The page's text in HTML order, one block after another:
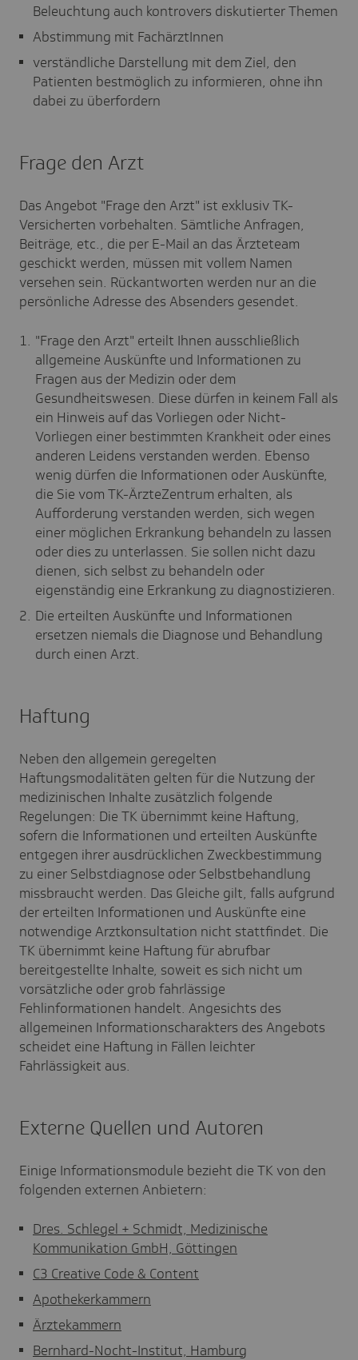
Beleuchtung auch kontrovers diskutierter Themen
Abstimmung mit FachärztInnen
verständliche Darstellung mit dem Ziel, den
Patienten bestmöglich zu informieren, ohne ihn
dabei zu überfordern
Frage den Arzt
Das Angebot "Frage den Arzt" ist exklusiv TK-
Versicherten vorbehalten. Sämtliche Anfragen,
Beiträge, etc., die per E-Mail an das Ärzteteam
geschickt werden, müssen mit vollem Namen
versehen sein. Rückantworten werden nur an die
persönliche Adresse des Absenders gesendet.
"Frage den Arzt" erteilt Ihnen ausschließlich
allgemeine Auskünfte und Informationen zu
Fragen aus der Medizin oder dem
Gesundheitswesen. Diese dürfen in keinem Fall als
ein Hinweis auf das Vorliegen oder Nicht-
Vorliegen einer bestimmten Krankheit oder eines
anderen Leidens verstanden werden. Ebenso
wenig dürfen die Informationen oder Auskünfte,
die Sie vom TK-ÄrzteZentrum erhalten, als
Aufforderung verstanden werden, sich wegen
einer möglichen Erkrankung behandeln zu lassen
oder dies zu unterlassen. Sie sollen nicht dazu
dienen, sich selbst zu behandeln oder
eigenständig eine Erkrankung zu diagnostizieren.
Die erteilten Auskünfte und Informationen
ersetzen niemals die Diagnose und Behandlung
durch einen Arzt.
Haftung
Neben den allgemein geregelten
Haftungsmodalitäten gelten für die Nutzung der
medizinischen Inhalte zusätzlich folgende
Regelungen: Die TK übernimmt keine Haftung,
sofern die Informationen und erteilten Auskünfte
entgegen ihrer ausdrücklichen Zweckbestimmung
zu einer Selbstdiagnose oder Selbstbehandlung
missbraucht werden. Das Gleiche gilt, falls aufgrund
der erteilten Informationen und Auskünfte eine
notwendige Arztkonsultation nicht stattfindet. Die
TK übernimmt keine Haftung für abrufbar
bereitgestellte Inhalte, soweit es sich nicht um
vorsätzliche oder grob fahrlässige
Fehlinformationen handelt. Angesichts des
allgemeinen Informationscharakters des Angebots
scheidet eine Haftung in Fällen leichter
Fahrlässigkeit aus.
Externe Quellen und Autoren
Einige Informationsmodule bezieht die TK von den
folgenden externen Anbietern:
Dres. Schlegel + Schmidt, Medizinische
Kommunikation GmbH, Göttingen
C3 Creative Code & Content
Apothekerkammern
Ärztekammern
Bernhard-Nocht-Institut, Hamburg